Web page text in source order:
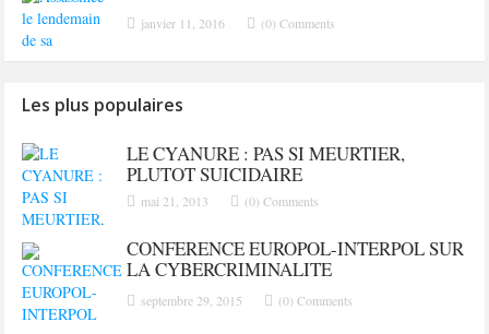
janvier 11, 2016 (0) Comments
Les plus populaires
LE CYANURE : PAS SI MEURTIER,
PLUTOT SUICIDAIRE
mai 21, 2013 (0) Comments
CONFERENCE EUROPOL-INTERPOL SUR
LA CYBERCRIMINALITE
septembre 29, 2015 (0) Comments